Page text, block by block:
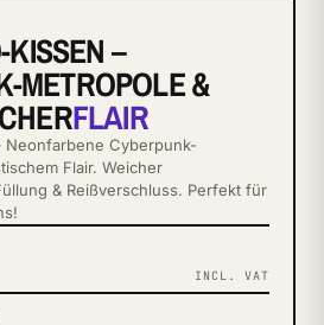
–
METROPOLE &
FLAIR
Neonfarbene Cyberpunk-
Flair. Weicher
& Reißverschluss. Perfekt für
INCL. VAT